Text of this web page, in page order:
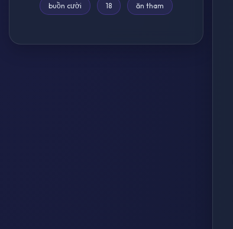
buồn cười 18 ăn tham